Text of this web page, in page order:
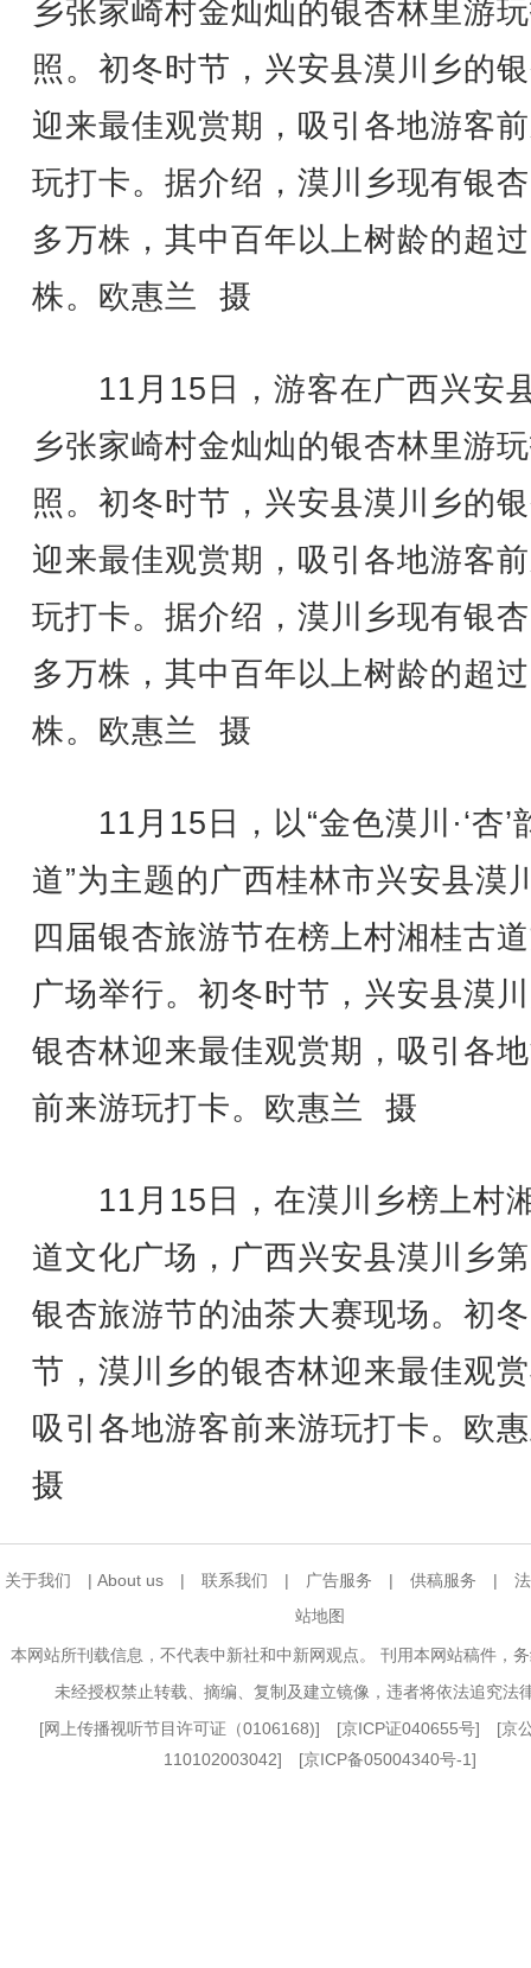
乡张家崎村金灿灿的银杏林里游
照。初冬时节，兴安县漠川乡的
迎来最佳观赏期，吸引各地游客
玩打卡。据介绍，漠川乡现有银
多万株，其中百年以上树龄的超
株。欧惠兰 摄
11月15日，游客在广西兴安
乡张家崎村金灿灿的银杏林里游
照。初冬时节，兴安县漠川乡的
迎来最佳观赏期，吸引各地游客
玩打卡。据介绍，漠川乡现有银
多万株，其中百年以上树龄的超
株。欧惠兰 摄
11月15日，以“金色漠川·‘杏’
道”为主题的广西桂林市兴安县漠
四届银杏旅游节在榜上村湘桂古
广场举行。初冬时节，兴安县漠
银杏林迎来最佳观赏期，吸引各
前来游玩打卡。欧惠兰 摄
11月15日，在漠川乡榜上村
道文化广场，广西兴安县漠川乡
银杏旅游节的油茶大赛现场。初
节，漠川乡的银杏林迎来最佳观
吸引各地游客前来游玩打卡。欧
摄
关于我们 | About us | 联系我们 | 广告服务 | 供稿服务 |
站地图
本网站所刊载信息，不代表中新社和中新网观点。 刊用本网站稿件，
未经授权禁止转载、摘编、复制及建立镜像，违者将依法追究法
[网上传播视听节目许可证（0106168)] [京ICP证040655号] [京
110102003042] [京ICP备05004340号-1]